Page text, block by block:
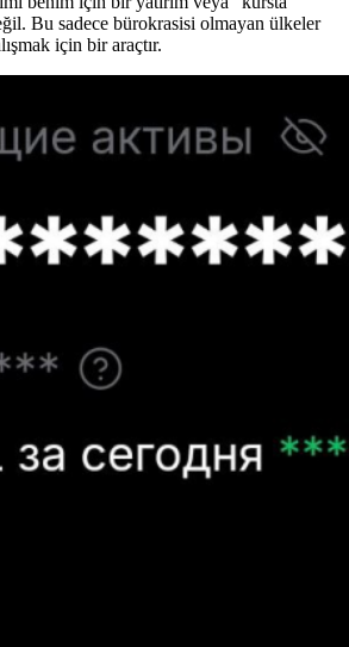
Bu sadece bürokrasisi olmayan ülkeler
için bir araçtır.